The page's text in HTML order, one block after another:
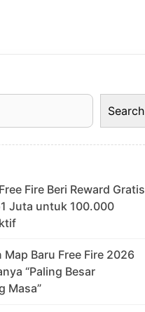
Search
Fire Beri Reward Gratis
Juta untuk 100.000
Map Baru Free Fire 2026
“Paling Besar
Masa”